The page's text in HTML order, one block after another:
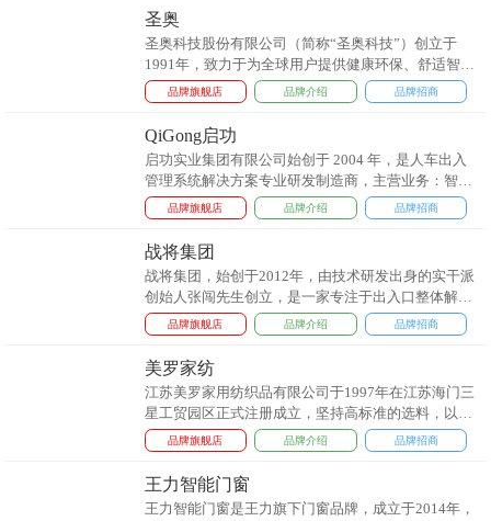
圣奥
圣奥科技股份有限公司（简称“圣奥科技”）创立于
1991年，致力于为全球用户提供健康环保、舒适智能
的办公商用空间整体解决方案，是高新技术企业、杭
州市政府质量奖获得者。37层的集团总部大厦（圣奥
中央商务大厦）坐落于杭州CBD——钱江新城，办公
环境比肩世界500强企业。...
品牌旗舰店 品牌介绍 品牌招商
QiGong启功
启功实业集团有限公司始创于 2004 年，是人车出入
管理系统解决方案专业研发制造商，主营业务：智慧
商业停车场管理系统、智慧营区人车出入数字化管理
系统 、智慧园区管理系统 、景区票务系统 ；硬件设
备有：车牌识别、道闸、人脸识别、通道闸、悬浮
门、段滑门、折叠门、伸缩门、升降柱、拒马、岗亭
等产品。...
品牌旗舰店 品牌介绍 品牌招商
战将集团
战将集团，始创于2012年，由技术研发出身的实干派
创始人张闯先生创立，是一家专注于出入口整体解决
方案的创新型科技企业。总部坐落于广东佛山，华东
分部位于江苏无锡，各省份皆有设立办事处，形成覆
盖全国、服务全球的战略布局。历经十余载深耕，已
发展成为集自主研发、智能制造、全球销售与工程服
务于一体的行业领军者。...
品牌旗舰店 品牌介绍 品牌招商
美罗家纺
江苏美罗家用纺织品有限公司于1997年在江苏海门三
星工贸园区正式注册成立，坚持高标准的选料，以精
益求精的工艺和独到的设计理念，融合东西方文化与
艺术的精髓，将款式、面料、色彩、图案等元素有机
地融入家纺用品的设计中，打造出以时尚、健康为鲜
明特色的经典名品。 ...
品牌旗舰店 品牌介绍 品牌招商
王力智能门窗
王力智能门窗是王力旗下门窗品牌，成立于2014年，